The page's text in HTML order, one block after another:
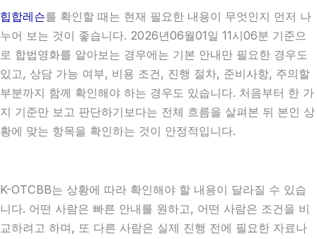
힙합레슨를 확인할 때는 현재 필요한 내용이 무엇인지 먼저 나
누어 보는 것이 좋습니다. 2026년06월01일 11시06분 기준으
로 합법영화를 알아보는 경우에는 기본 안내만 필요한 경우도
있고, 상담 가능 여부, 비용 조건, 진행 절차, 준비사항, 주의할
부분까지 함께 확인해야 하는 경우도 있습니다. 처음부터 한 가
지 기준만 보고 판단하기보다는 전체 흐름을 살펴본 뒤 본인 상
황에 맞는 항목을 확인하는 것이 안정적입니다.
K-OTCBB는 상황에 따라 확인해야 할 내용이 달라질 수 있습
니다. 어떤 사람은 빠른 안내를 원하고, 어떤 사람은 조건을 비
교하려고 하며, 또 다른 사람은 실제 진행 전에 필요한 자료나